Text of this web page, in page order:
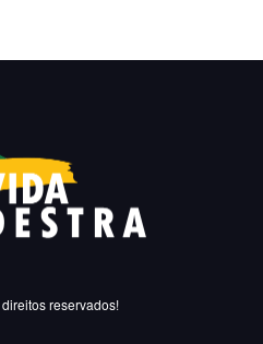
reservados!